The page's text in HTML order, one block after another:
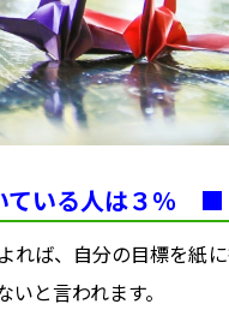
ている人は３％ ■
れば、自分の目標を紙
と言われます。